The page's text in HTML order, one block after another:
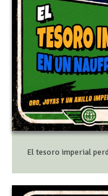
El tesoro imperial